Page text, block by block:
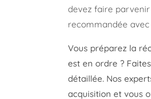
devez faire
recommandée
Vous préparez la
est en ordre ?
détaillée. Nos
acquisition et vous